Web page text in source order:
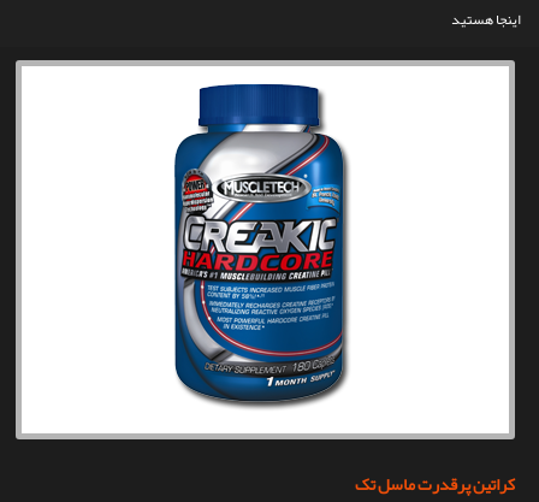
اینجا هستید
کراتین پرقدرت ماسل تک